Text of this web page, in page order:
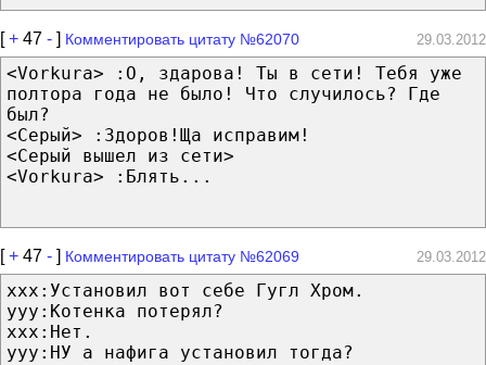
[+ 47 - ] Комментировать цитату №62070 29.03.2012
<Vorkura> :О, здарова! Ты в сети! Тебя уже
полтора года не было! Что случилось? Где
был?
<Серый> :Здоров!Ща исправим!
<Серый вышел из сети>
<Vorkura> :Блять...
[+ 47 - ] Комментировать цитату №62069 29.03.2012
xxx:Установил вот себе Гугл Хром.
yyy:Котенка потерял?
xxx:Нет.
yyy:НУ а нафига установил тогда?